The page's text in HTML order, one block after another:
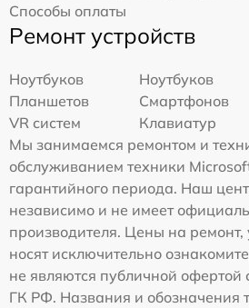
Способы оплаты
Ремонт устройств
Ноутбуков
Ноутбуков
Планшетов
Смартфонов
VR систем
Клавиатур
Мы занимаемся ремонтом и
обслуживанием техники
гарантийного периода. Наш
независимо и не имеет
производителя. Цены на ремонт,
носят исключительно
не являются публичной офертой
ГК РФ. Названия и обозначения